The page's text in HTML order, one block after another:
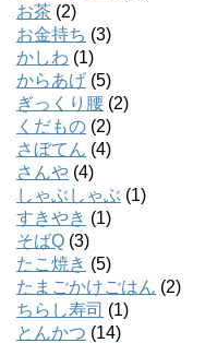
お茶 (2)
お金持ち (3)
かしわ (1)
からあげ (5)
ぎっくり腰 (2)
くだもの (2)
さぼてん (4)
さんや (4)
しゃぶしゃぶ (1)
すきやき (1)
そばQ (3)
たこ焼き (5)
たまごかけごはん (2)
ちらし寿司 (1)
とんかつ (14)